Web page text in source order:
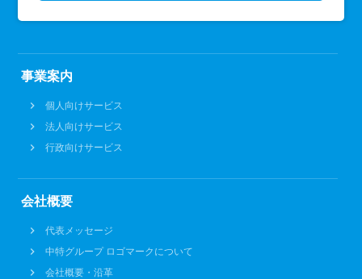
事業案内
個人向けサービス
法人向けサービス
行政向けサービス
会社概要
代表メッセージ
中特グループ ロゴマークについて
会社概要・沿革